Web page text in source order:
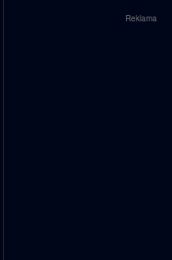
Reklama